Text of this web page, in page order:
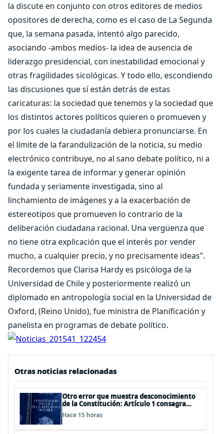
la discute en conjunto con otros editores de medios
opositores de derecha, como es el caso de La Segunda
que, la semana pasada, intentó algo parecido,
asociando -ambos medios- la idea de ausencia de
liderazgo presidencial, con inestabilidad emocional y
otras fragilidades sicológicas. Y todo ello, escondiendo
las discusiones que sí están detrás de estas
caricaturas: la sociedad que tenemos y la sociedad que
los distintos actores políticos quieren o promueven y
por los cuales la ciudadanía debiera pronunciarse. En
el límite de la farandulización de la noticia, su medio
electrónico contribuye, no al sano debate político, ni a
la exigente tarea de informar y generar opinión
fundada y seriamente investigada, sino al
linchamiento de imágenes y a la exacerbación de
estereotipos que promueven lo contrario de la
deliberación ciudadana racional. Una vergüenza que
no tiene otra explicación que el interés por vender
mucho, a cualquier precio, y no precisamente ideas".
Recordemos que Clarisa Hardy es psicóloga de la
Universidad de Chile y posteriormente realizó un
diplomado en antropología social en la Universidad de
Oxford, (Reino Unido), fue ministra de Planificación y
panelista en programas de debate político.
Otras noticias relacionadas
Otro error que muestra desconocimiento
de la Constitución: Artículo 1 consagra
resguardar la seguridad nacional y
proteger a los ciudadanos
Hace 15 horas